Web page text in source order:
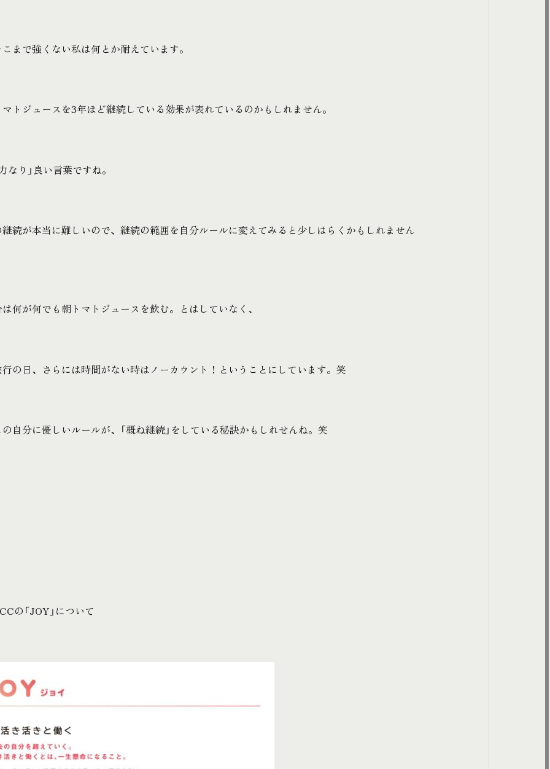
まで強くない私は何とか耐えています。
トジュースを3年ほど継続している効果が表れているのかもしれません。
なり」良い言葉ですね。
続が本当に難しいので、継続の範囲を自分ルールに変えてみると少しはらくかもしれません
何が何でも朝トマトジュースを飲む。とはしていなく、
の日、さらには時間がない時はノーカウント！ということにしています。笑
自分に優しいルールが、「概ね継続」をしている秘訣かもしれせんね。笑
の「JOY」について